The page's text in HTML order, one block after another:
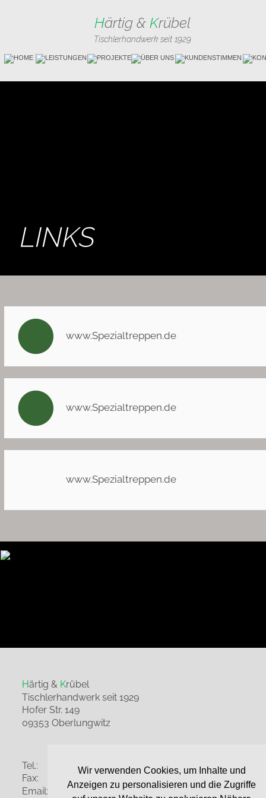
Wir verwenden Cookies, um Inhalte und
Anzeigen zu personalisieren und die Zugriffe
www.Spezialtreppen.de
www.Spezialtreppen.de
www.Spezialtreppen.de
Härtig & Krübel
Tischlerhandwerk seit 1929
Hofer Str. 149
09353 Oberlungwitz
Tel.:
03723 - 42 205
Fax:
03723 - 45 639
Email:
info(at)tischlerei-haertig.de
Härtig & Krübel
Tischlerhandwerk seit 1929